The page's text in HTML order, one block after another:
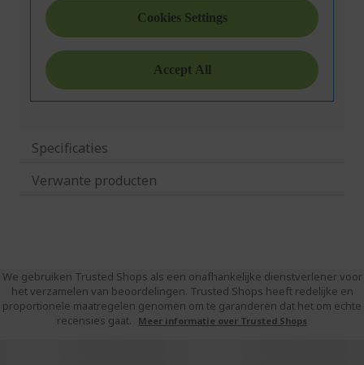
Specificaties
Verwante producten
We gebruiken Trusted Shops als een onafhankelijke dienstverlener voor
het verzamelen van beoordelingen. Trusted Shops heeft redelijke en
proportionele maatregelen genomen om te garanderen dat het om echte
recensies gaat.
Meer informatie over Trusted Shops